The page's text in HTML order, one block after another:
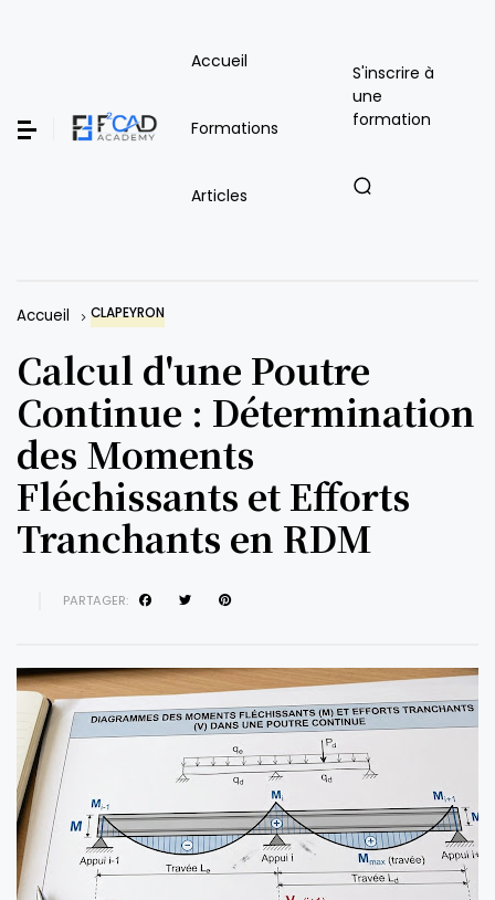
Accueil
Formations
Articles
S'inscrire à
une
formation
Accueil CLAPEYRON
Calcul d'une Poutre
Continue : Détermination
des Moments
Fléchissants et Efforts
Tranchants en RDM
PARTAGER: